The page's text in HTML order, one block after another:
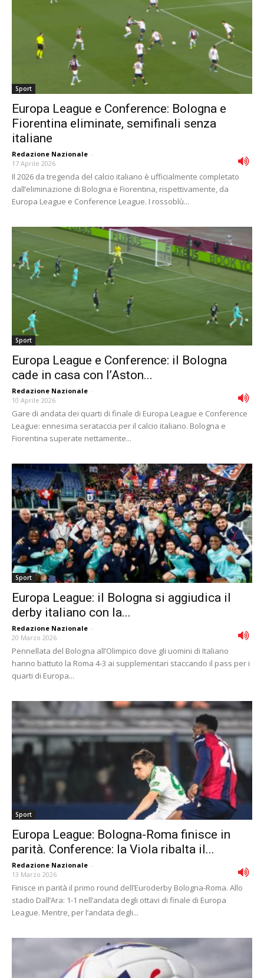
Sport
Europa League e Conference: Bologna e
Fiorentina eliminate, semifinali senza
italiane
Redazione Nazionale -
17 Aprile 2026
Il 2026 da tregenda del calcio italiano è ufficialmente completato
dall’eliminazione di Bologna e Fiorentina, rispettivamente, da
Europa League e Conference League. I rossoblù...
Sport
Europa League e Conference: il Bologna
cade in casa con l’Aston...
Redazione Nazionale -
10 Aprile 2026
Gare di andata dei quarti di finale di Europa League e Conference
League: ennesima serataccia per il calcio italiano. Bologna e
Fiorentina superate nettamente...
Sport
Europa League: il Bologna si aggiudica il
derby italiano con la...
Redazione Nazionale -
20 Marzo 2026
Pennellata del Bologna all’Olimpico dove gli uomini di Italiano
hanno battuto la Roma 4-3 ai supplementari staccando il pass per i
quarti di Europa...
Sport
Europa League: Bologna-Roma finisce in
parità. Conference: la Viola ribalta il...
Redazione Nazionale -
13 Marzo 2026
Finisce in parità il primo round dell’Euroderby Bologna-Roma. Allo
stadio Dall’Ara: 1-1 nell’andata degli ottavi di finale di Europa
League. Mentre, per l’andata degli...